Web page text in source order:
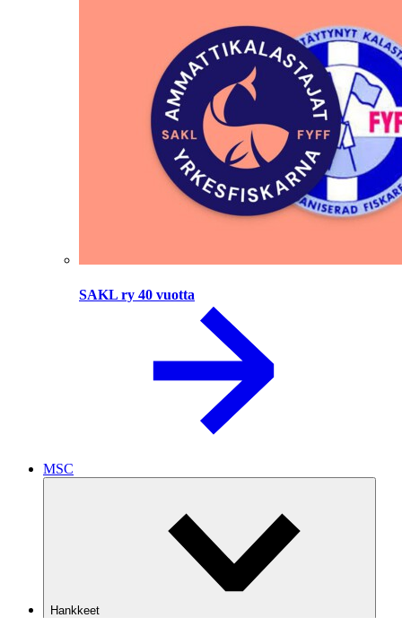
SAKL ry 40 vuotta
MSC
Hankkeet